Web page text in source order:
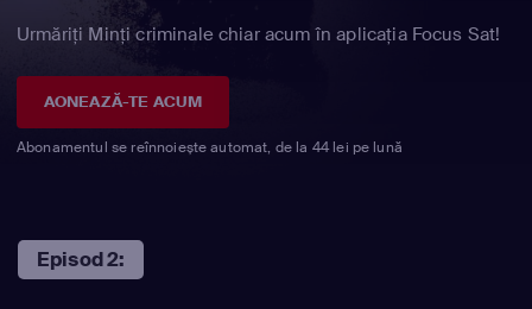
Urmăriți Minţi criminale chiar acum în aplicația Focus Sat!
AONEAZĂ-TE ACUM
Abonamentul se reînnoiește automat, de la 44 lei pe lună
Episod 2: